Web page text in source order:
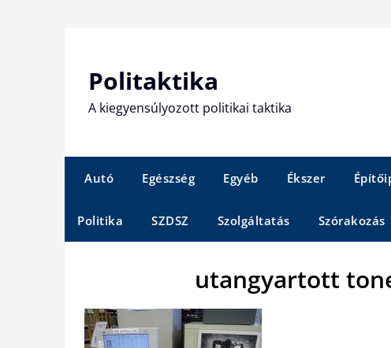
Politaktika
A kiegyensúlyozott politikai taktika
Autó Egészség Egyéb Ékszer
Politika SZDSZ Szolgáltatás Szórakozás
utangyartott